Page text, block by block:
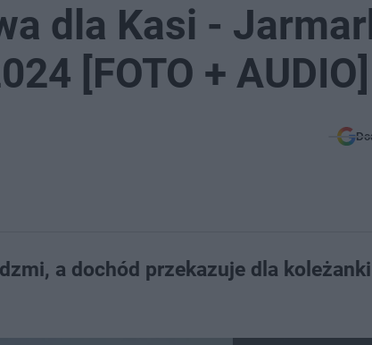
dla Kasi -
[FOTO + AUDIO]
a dochód przekazuje dla